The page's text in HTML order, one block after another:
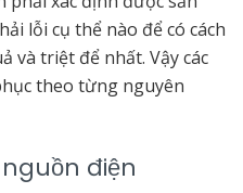
lỗi cụ thể nào để có cách
và triệt để nhất. Vậy các
theo từng nguyên
điện